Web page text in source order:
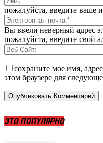
пожалуйста, введите ваше
Вы ввели неверный адрес
пожалуйста, введите свой
сохраните мое имя,
этом браузере для
ЭТО ПОПУЛЯРНО